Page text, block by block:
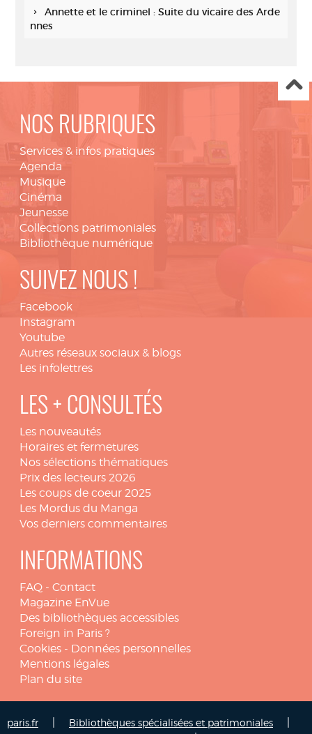
Annette et le criminel : Suite du vicaire des Arde
nnes
NOS RUBRIQUES
Services & infos pratiques
Agenda
Musique
Cinéma
Jeunesse
Collections patrimoniales
Bibliothèque numérique
SUIVEZ NOUS !
Facebook
Instagram
Youtube
Autres réseaux sociaux & blogs
Les infolettres
LES + CONSULTÉS
Les nouveautés
Horaires et fermetures
Nos sélections thématiques
Prix des lecteurs 2026
Les coups de coeur 2025
Les Mordus du Manga
Vos derniers commentaires
INFORMATIONS
FAQ - Contact
Magazine EnVue
Des bibliothèques accessibles
Foreign in Paris ?
Cookies - Données personnelles
Mentions légales
Plan du site
paris.fr Bibliothèques spécialisées et patrimoniales